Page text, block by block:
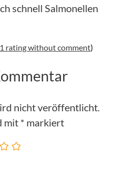
schnell Salmonellen
1 rating without comment)
nicht veröffentlicht.
mit * markiert